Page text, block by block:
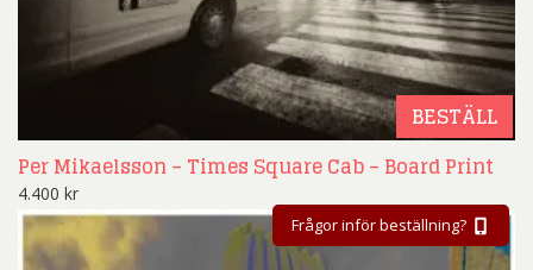
BESTÄLL
Per Mikaelsson – Times Square Cab – Board Print
4.400 kr
Frågor inför beställning?